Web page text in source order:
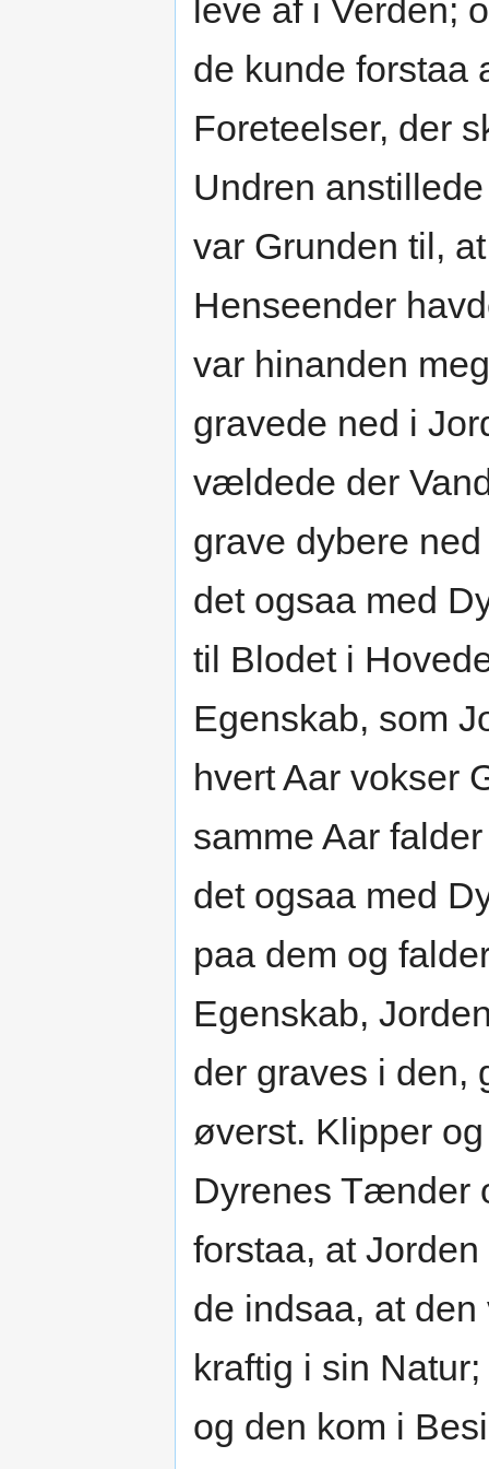
leve af i Verden;
de kunde forstaa
Foreteelser, der
Undren
var Grunden til,
Henseender
var hinanden
gravede ned i
vældede der
grave dybere
det ogsaa med
til Blodet i
Egenskab, som
hvert Aar vokser
samme Aar
det ogsaa med
paa dem og
Egenskab,
der graves i den,
øverst. Klipper
Dyrenes Tænder
forstaa, at
de indsaa, at
kraftig i sin
og den kom i